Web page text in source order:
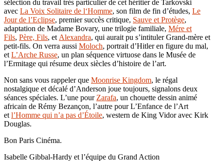
sélection du travail très particulier de cet héritier de Tarkovski
avec La Voix Solitaire de l‘Homme, son film de fin d’études, Le
Jour de l’Eclipse, premier succès critique, Sauve et Protège,
adaptation de Madame Bovary, une trilogie familiale, Mére et
Fils, Père, Fils, et Alexandra, qui aurait pu s’intituler Grand-mère et
petit-fils. On verra aussi Moloch, portrait d’Hitler en figure du mal,
et L’Arche Russe, un plan séquence virtuose dans le Musée de
l’Ermitage qui résume deux siècles d’histoire de l’art.
Non sans vous rappeler que Moonrise Kingdom, le régal
nostalgique et décalé d’Anderson joue toujours, signalons deux
séances spéciales. L’une pour Zarafa, un chouette dessin animé
africain de Rémy Bezançon, l’autre pour L’Enfance de l’Art
et l’Homme qui n’a pas d’Étoile, western de King Vidor avec Kirk
Douglas.
Bon Paris Cinéma.
Isabelle Gibbal-Hardy et l’équipe du Grand Action